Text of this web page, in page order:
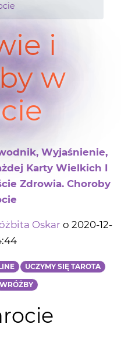
i
w
Wyjaśnienie,
Karty Wielkich I
Zdrowia. Choroby
Oskar o 2020-12-
UCZYMY SIĘ TAROTA
WRÓŻBY